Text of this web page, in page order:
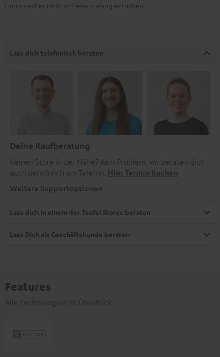
Lautsprecher nicht im Lieferumfang enthalten.
Lass dich telefonisch beraten
Deine Kaufberatung
Keinen Store in der Nähe? Kein Problem, wir beraten dich
auch persönlich am Telefon. Hier Termin buchen
Weitere Supportoptionen
Lass dich in einem der Teufel Stores beraten
Lass Dich als Geschäftskunde beraten
Features
Alle Technologien im Überblick